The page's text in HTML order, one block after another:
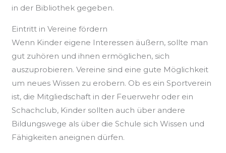
in der Bibliothek gegeben.
Eintritt in Vereine fördern
Wenn Kinder eigene Interessen äußern, sollte man
gut zuhören und ihnen ermöglichen, sich
auszuprobieren. Vereine sind eine gute Möglichkeit
um neues Wissen zu erobern. Ob es ein Sportverein
ist, die Mitgliedschaft in der Feuerwehr oder ein
Schachclub, Kinder sollten auch über andere
Bildungswege als über die Schule sich Wissen und
Fähigkeiten aneignen dürfen.